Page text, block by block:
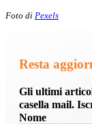
Foto di Pexels
Resta
Gli ultimi
casella mail.
Nome